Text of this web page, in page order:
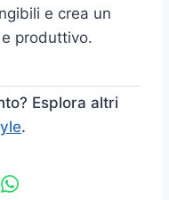
e crea un
produttivo.
Esplora altri
.